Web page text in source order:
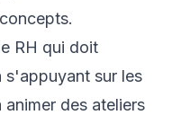
RH qui doit
s'appuyant sur les
des ateliers